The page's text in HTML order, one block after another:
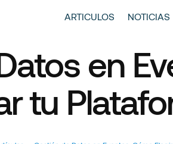
| Always Aiming
y NoticiasARTICULOS NOTICIAS
en
tu